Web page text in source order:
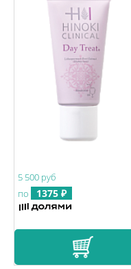
5 500 руб
по
1375 ₽